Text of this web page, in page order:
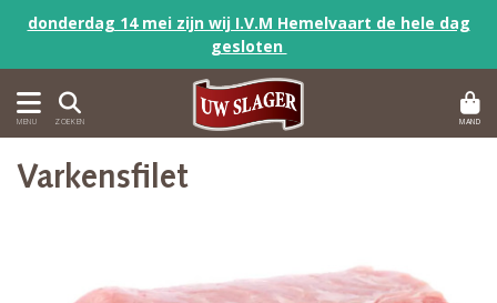
donderdag 14 mei zijn wij I.V.M Hemelvaart de hele dag
gesloten
MENU ZOEKEN MAND
Varkensfilet